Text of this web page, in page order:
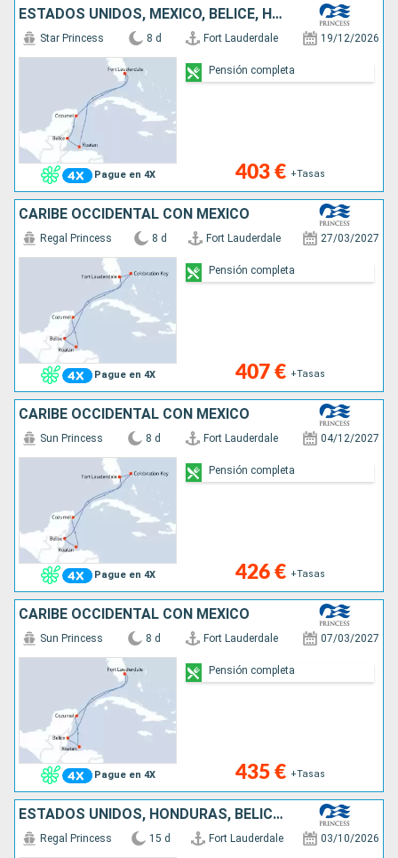
ESTADOS UNIDOS, MÉXICO, BELICE, HONDURAS
Pague en 4X
Star Princess 8 d Fort Lauderdale 19/12/2026
403 € +Tasas
Pensión completa
CARIBE OCCIDENTAL CON MÉXICO
Pague en 4X
Regal Princess 8 d Fort Lauderdale 27/03/2027
407 € +Tasas
Pensión completa
CARIBE OCCIDENTAL CON MÉXICO
Pague en 4X
Sun Princess 8 d Fort Lauderdale 04/12/2027
426 € +Tasas
Pensión completa
CARIBE OCCIDENTAL CON MÉXICO
Pague en 4X
Sun Princess 8 d Fort Lauderdale 07/03/2027
435 € +Tasas
Pensión completa
ESTADOS UNIDOS, HONDURAS, BELICE, MÉXICO, REPÚBLICA DOMINICANA, ISLAS TURCAS Y CAICOS, BAHAMAS
Regal Princess 15 d Fort Lauderdale 03/10/2026